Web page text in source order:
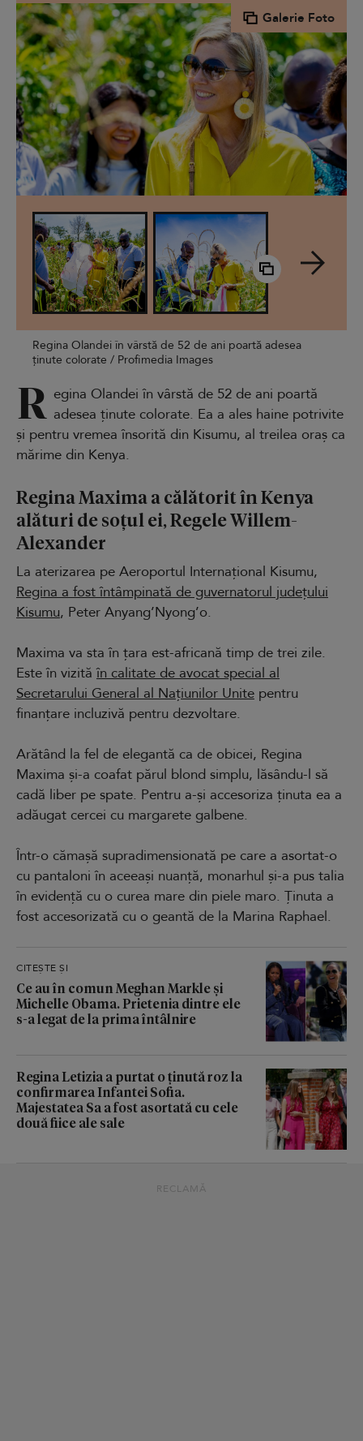
Galerie Foto
Regina Olandei în vârstă de 52 de ani poartă adesea
ținute colorate / Profimedia Images
R egina Olandei în vârstă de 52 de ani poartă
adesea ținute colorate. Ea a ales haine potrivite
și pentru vremea însorită din Kisumu, al treilea oraș ca
mărime din Kenya.
Regina Maxima a călătorit în Kenya
alături de soțul ei, Regele Willem-
Alexander
La aterizarea pe Aeroportul Internațional Kisumu,
Regina a fost întâmpinată de guvernatorul județului
Kisumu, Peter Anyang’Nyong’o.
Maxima va sta în țara est-africană timp de trei zile.
Este în vizită în calitate de avocat special al
Secretarului General al Națiunilor Unite pentru
finanțare incluzivă pentru dezvoltare.
Arătând la fel de elegantă ca de obicei, Regina
Maxima și-a coafat părul blond simplu, lăsându-l să
cadă liber pe spate. Pentru a-și accesoriza ținuta ea a
adăugat cercei cu margarete galbene.
Într-o cămașă supradimensionată pe care a asortat-o
cu pantaloni în aceeași nuanță, monarhul și-a pus talia
în evidență cu o curea mare din piele maro. Ținuta a
fost accesorizată cu o geantă de la Marina Raphael.
CITEȘTE ȘI
Ce au în comun Meghan Markle și
Michelle Obama. Prietenia dintre ele
s-a legat de la prima întâlnire
Regina Letizia a purtat o ținută roz la
confirmarea Infantei Sofia.
Majestatea Sa a fost asortată cu cele
două fiice ale sale
RECLAMĂ